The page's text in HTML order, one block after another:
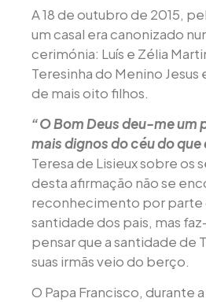
A 18 de outubro de 2015,
um casal era canonizado
cerimónia: Luís e Zélia
Teresinha do Menino Jesus
de mais oito filhos.
“O Bom Deus deu-me um
mais dignos do céu do que
Teresa de Lisieux sobre os
desta afirmação não se
reconhecimento por parte
santidade dos pais, mas
pensar que a santidade de
suas irmãs veio do berço.
O Papa Francisco, durante